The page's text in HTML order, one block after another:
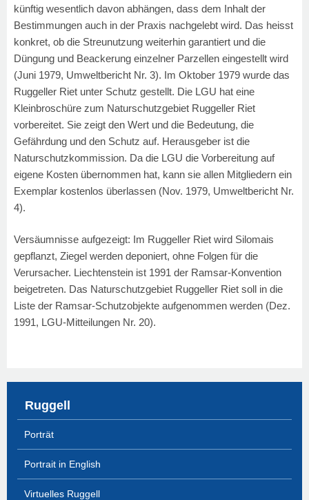
künftig wesentlich davon abhängen, dass dem Inhalt der
Bestimmungen auch in der Praxis nachgelebt wird. Das heisst
konkret, ob die Streunutzung weiterhin garantiert und die
Düngung und Beackerung einzelner Parzellen eingestellt wird
(Juni 1979, Umweltbericht Nr. 3). Im Oktober 1979 wurde das
Ruggeller Riet unter Schutz gestellt. Die LGU hat eine
Kleinbroschüre zum Naturschutzgebiet Ruggeller Riet
vorbereitet. Sie zeigt den Wert und die Bedeutung, die
Gefährdung und den Schutz auf. Herausgeber ist die
Naturschutzkommission. Da die LGU die Vorbereitung auf
eigene Kosten übernommen hat, kann sie allen Mitgliedern ein
Exemplar kostenlos überlassen (Nov. 1979, Umweltbericht Nr.
4).
Versäumnisse aufgezeigt: Im Ruggeller Riet wird Silomais
gepflanzt, Ziegel werden deponiert, ohne Folgen für die
Verursacher. Liechtenstein ist 1991 der Ramsar-Konvention
beigetreten. Das Naturschutzgebiet Ruggeller Riet soll in die
Liste der Ramsar-Schutzobjekte aufgenommen werden (Dez.
1991, LGU-Mitteilungen Nr. 20).
Ruggell
Porträt
Portrait in English
Virtuelles Ruggell